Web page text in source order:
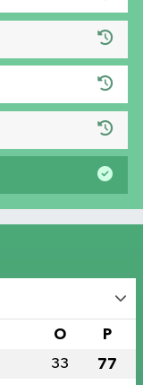
O P
33 77